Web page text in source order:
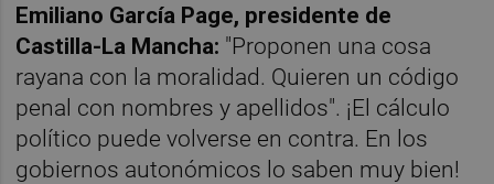
Emiliano García Page, presidente de
Castilla-La Mancha: "Proponen una cosa
rayana con la moralidad. Quieren un código
penal con nombres y apellidos". ¡El cálculo
político puede volverse en contra. En los
gobiernos autonómicos lo saben muy bien!